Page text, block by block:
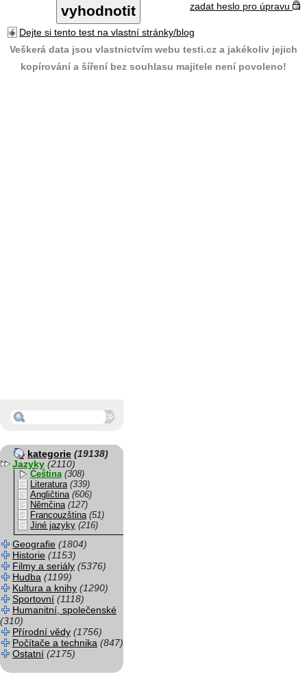
zadat heslo pro úpravu
Dejte si tento test na vlastní stránky/blog
Veškerá data jsou vlastnictvím webu testi.cz a jakékoliv jejich
kopírování a šíření bez souhlasu majitele není povoleno!
kategorie (19138)
Jazyky (2110)
Čeština (308)
Literatura (339)
Angličtina (606)
Němčina (127)
Francouzština (51)
Jiné jazyky (216)
Geografie (1804)
Historie (1153)
Filmy a seriály (5376)
Hudba (1199)
Kultura a knihy (1290)
Sportovní (1118)
Humanitní, společenské
(310)
Přírodní vědy (1756)
Počítače a technika (847)
Ostatní (2175)